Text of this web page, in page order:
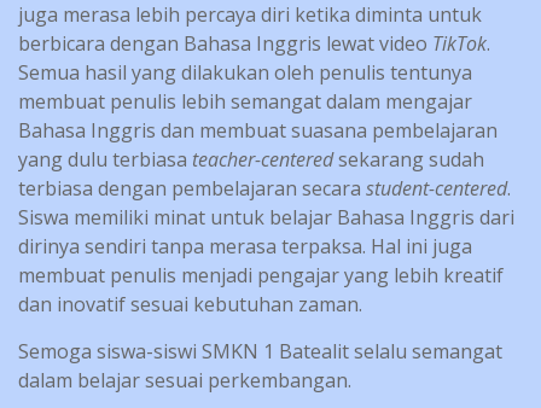
juga merasa lebih percaya diri ketika diminta untuk
berbicara dengan Bahasa Inggris lewat video TikTok.
Semua hasil yang dilakukan oleh penulis tentunya
membuat penulis lebih semangat dalam mengajar
Bahasa Inggris dan membuat suasana pembelajaran
yang dulu terbiasa teacher-centeredsekarang sudah
terbiasa dengan pembelajaran secara student-centered.
Siswa memiliki minat untuk belajar Bahasa Inggris dari
dirinya sendiri tanpa merasa terpaksa. Hal ini juga
membuat penulis menjadi pengajar yang lebih kreatif
dan inovatif sesuai kebutuhan zaman.
Semoga siswa-siswi SMKN 1 Batealit selalu semangat
dalam belajar sesuai perkembangan.